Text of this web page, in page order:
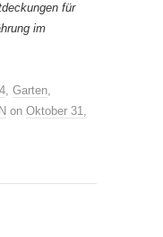
für
im
, Garten,
on Oktober 31,